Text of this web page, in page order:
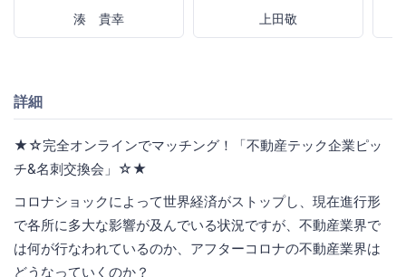
湊 貴幸 上田敬
詳細
★☆完全オンラインでマッチング！「不動産テック企業ピッ
チ&名刺交換会」☆★
コロナショックによって世界経済がストップし、現在進行形
で各所に多大な影響が及んでいる状況ですが、不動産業界で
は何が行なわれているのか、アフターコロナの不動産業界は
どうなっていくのか？